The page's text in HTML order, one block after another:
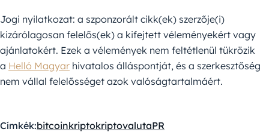
Jogi nyilatkozat: a szponzorált cikk(ek) szerzője(i)
kizárólagosan felelős(ek) a kifejtett véleményekért vagy
ajánlatokért. Ezek a vélemények nem feltétlenül tükrözik
a Helló Magyar hivatalos álláspontját, és a szerkesztőség
nem vállal felelősséget azok valóságtartalmáért.
Címkék:bitcoinkriptokriptovalutaPR